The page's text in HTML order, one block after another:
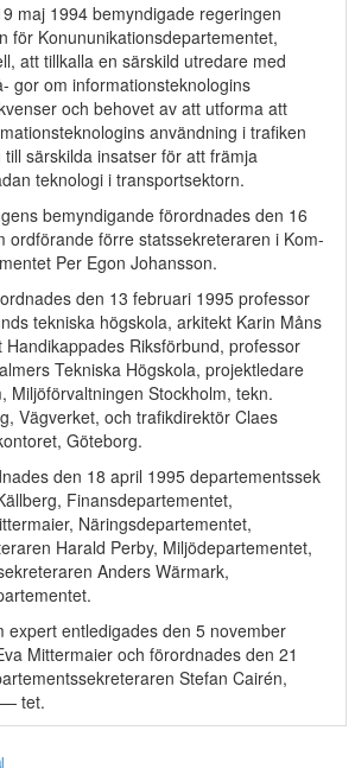
maj 1994 bemyndigade regeringen
för Konununikationsdepartementet,
att tillkalla en särskild utredare med
gor om informationsteknologins
och behovet av att utforma att
användning i trafiken
särskilda insatser för att främja
teknologi i transportsektorn.
bemyndigande förordnades den 16
ordförande förre statssekreteraren i Kom-
Per Egon Johansson.
den 13 februari 1995 professor
tekniska högskola, arkitekt Karin Måns
Riksförbund, professor
Tekniska Högskola, projektledare
Miljöförvaltningen Stockholm, tekn.
Vägverket, och trafikdirektör Claes
Göteborg.
den 18 april 1995 departementssek
Finansdepartementet,
Näringsdepartementet,
Harald Perby, Miljödepartementet,
Anders Wärmark,
expert entledigades den 5 november
Mittermaier och förordnades den 21
Stefan Cairén,
tet.